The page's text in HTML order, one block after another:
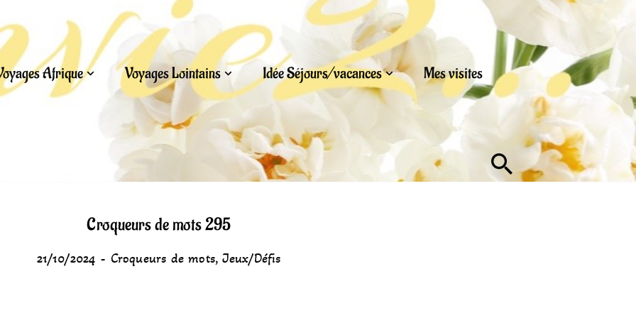
Afrique Voyages Lointains Idée Séjours/vacances Mes visites
Croqueurs de mots 295
21/10/2024 Croqueurs de mots, Jeux/Défis